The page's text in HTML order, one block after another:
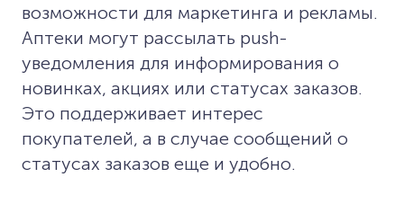
возможности для маркетинга и рекламы.
Аптеки могут рассылать push-
уведомления для информирования о
новинках, акциях или статусах заказов.
Это поддерживает интерес
покупателей, а в случае сообщений о
статусах заказов еще и удобно.